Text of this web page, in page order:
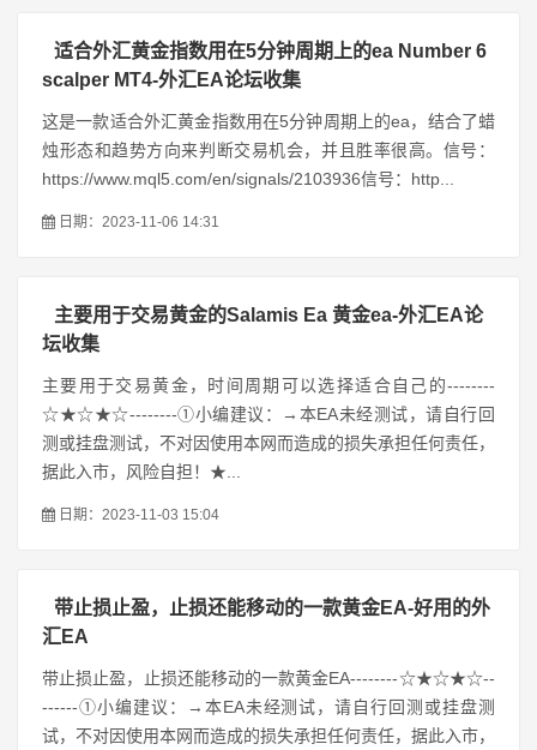
适合外汇黄金指数用在5分钟周期上的ea Number 6
scalper MT4-外汇EA论坛收集
这是一款适合外汇黄金指数用在5分钟周期上的ea，结合了蜡
烛形态和趋势方向来判断交易机会，并且胜率很高。信号：
https://www.mql5.com/en/signals/2103936信号：http...
日期：2023-11-06 14:31
主要用于交易黄金的Salamis Ea 黄金ea-外汇EA论
坛收集
主要用于交易黄金，时间周期可以选择适合自己的--------
☆★☆★☆--------①小编建议：→本EA未经测试，请自行回
测或挂盘测试，不对因使用本网而造成的损失承担任何责任，
据此入市，风险自担！★...
日期：2023-11-03 15:04
带止损止盈，止损还能移动的一款黄金EA-好用的外
汇EA
带止损止盈，止损还能移动的一款黄金EA--------☆★☆★☆--
------①小编建议：→本EA未经测试，请自行回测或挂盘测
试，不对因使用本网而造成的损失承担任何责任，据此入市，